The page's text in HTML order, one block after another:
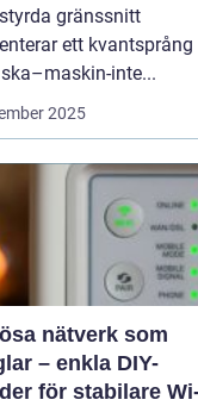
gränssnitt
ett
inte...
2025
nätverk som
– enkla DIY-
för stabilare